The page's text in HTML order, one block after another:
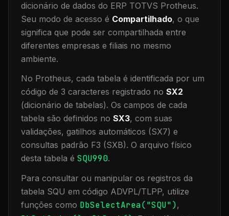
dicionário de dados do ERP TOTVS Protheus.
Seu modo de acesso é Compartilhado, o que
significa que pode ser compartilhada entre
diferentes empresas e filiais no mesmo
ambiente.
No Protheus, cada tabela é identificada por um
código de 3 caracteres registrado no SX2
(dicionário de tabelas). Os campos de cada
tabela são definidos no SX3, com suas
validações, gatilhos automáticos (SX7) e
consultas padrão F3 (SXB). O arquivo físico
desta tabela é SQU990.
Para consultar ou manipular os registros da
tabela SQU em código ADVPL/TLPP, utilize
funções como DbSelectArea("SQU"),